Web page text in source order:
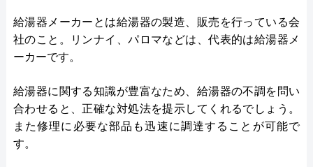
給湯器メーカーとは給湯器の製造、販売を行っている会
社のこと。リンナイ、パロマなどは、代表的は給湯器メ
ーカーです。
給湯器に関する知識が豊富なため、給湯器の不調を問い
合わせると、正確な対処法を提示してくれるでしょう。
また修理に必要な部品も迅速に調達することが可能で
す。